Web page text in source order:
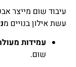
עיבוד שום מייצר
עשת אילון בנויים מ
עמידות
שום.